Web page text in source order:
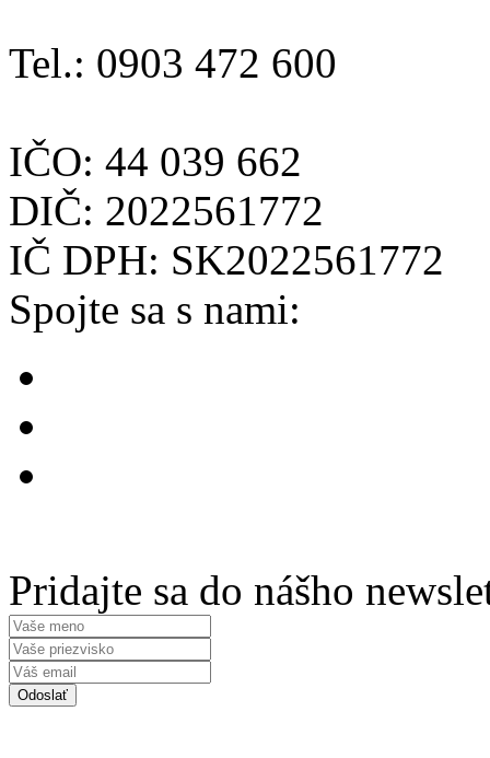
Tel.: 0903 472 600
IČO: 44 039 662
DIČ: 2022561772
IČ DPH: SK2022561772
Spojte sa s nami:
Pridajte sa do nášho